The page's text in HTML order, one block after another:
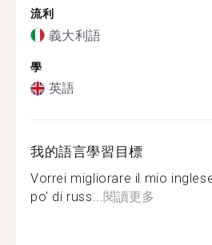
流利
義大利語
學
英語
我的語言學習目標
Vorrei migliorare il mio
po' di russ...閱讀更多